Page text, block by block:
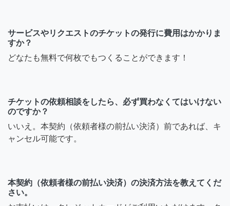
サービスやリクエストのチケットの発行に費用はかかりま
すか？
どなたも無料で何枚でもつくることができます！
チケットの依頼相談をしたら、必ず買わなくてはいけない
のですか？
いいえ。本契約（依頼者様の前払い決済）前であれば、キ
ャンセル可能です。
本契約（依頼者様の前払い決済）の決済方法を教えてくだ
さい。